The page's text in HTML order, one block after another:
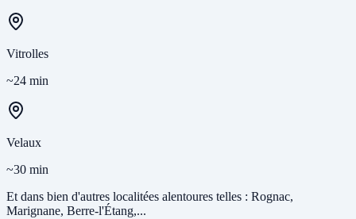
Vitrolles
~24 min
Velaux
~30 min
Et dans bien d'autres localitées alentoures telles : Rognac,
Marignane, Berre-l'Étang,...